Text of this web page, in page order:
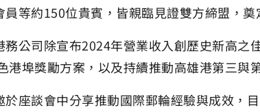
等約150位貴賓，皆親臨見證雙方締盟，
公司除宣布2024年營業收入創歷史新高
港埠獎勵方案，以及持續推動高雄港第三與
座談會中分享推動國際郵輪經驗與成效